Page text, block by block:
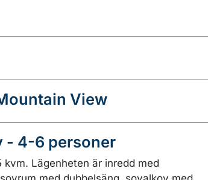
View
- 4-6 personer
Lägenheten är inredd med